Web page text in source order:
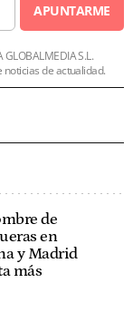
APUNTARME
S.L.
de actualidad.
de
en
y Madrid
más